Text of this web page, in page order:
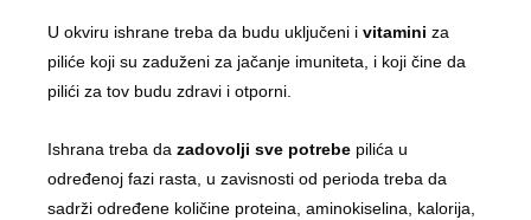
U okviru ishrane treba da budu uključeni i vitamini za
piliće koji su zaduženi za jačanje imuniteta, i koji čine da
pilići za tov budu zdravi i otporni.
Ishrana treba da zadovolji sve potrebe pilića u
određenoj fazi rasta, u zavisnosti od perioda treba da
sadrži određene količine proteina, aminokiselina, kalorija,